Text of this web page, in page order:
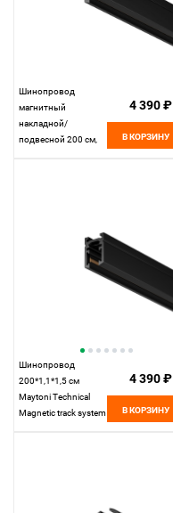
Шинопровод
магнитный
накладной/
подвесной 200 см,
4 390 ₽
В КОРЗИНУ
Шинопровод
200*1,1*1,5 см
Maytoni Technical
Magnetic track system
4 390 ₽
В КОРЗИНУ